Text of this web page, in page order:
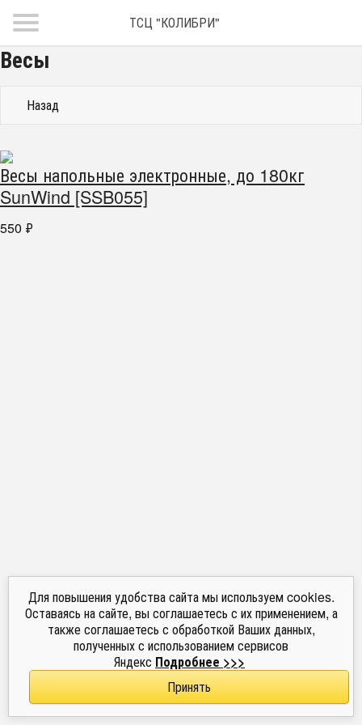
Для повышения удобства сайта мы используем cookies.
Оставаясь на сайте, вы соглашаетесь с их применением, а
также соглашаетесь с обработкой Ваших данных,
полученных с использованием сервисов
Яндекс Подробнее >>>
Принять
ТСЦ "КОЛИБРИ"
Весы
Назад
Весы напольные электронные, до 180кг
SunWind [SSB055]
550 ₽